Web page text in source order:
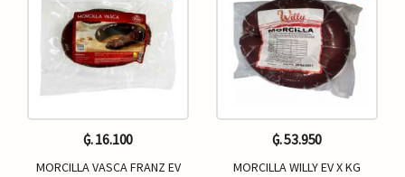
₲. 16.100
MORCILLA VASCA FRANZ EV
₲. 53.950
MORCILLA WILLY EV X KG